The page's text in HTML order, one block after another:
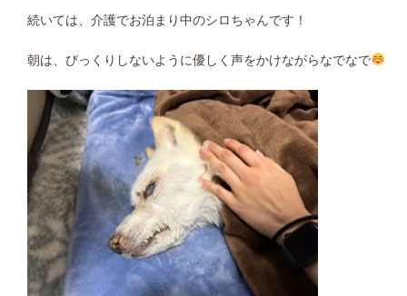
続いては、介護でお泊まり中のシロちゃんです！
朝は、びっくりしないように優しく声をかけながらなでなで